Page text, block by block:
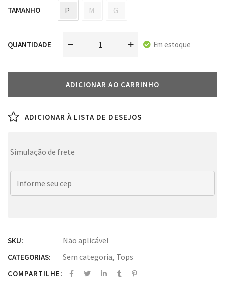
TAMANHO P M G
QUANTIDADE Em estoque
ADICIONAR AO CARRINHO
ADICIONAR À LISTA DE DESEJOS
Simulação de frete
SKU: Não aplicável
CATEGORIAS: Sem categoria, Tops
COMPARTILHE: